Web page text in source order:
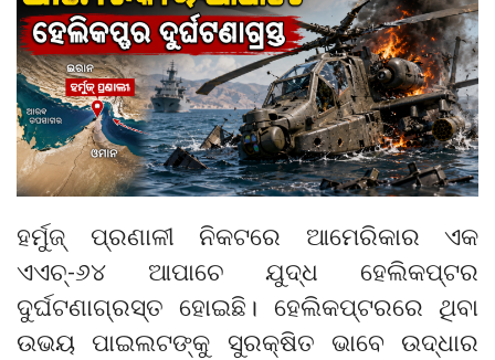
ହର୍ମୁଜ୍ ପ୍ରଣାଳୀ ନିକଟରେ ଆମେରିକାର ଏକ
ଏଏଚ୍-୬୪ ଆପାଚେ ଯୁଦ୍ଧ ହେଲିକପ୍ଟର
ଦୁର୍ଘଟଣାଗ୍ରସ୍ତ ହୋଇଛି। ହେଲିକପ୍ଟରରେ ଥିବା
ଉଭୟ ପାଇଲଟଙ୍କୁ ସୁରକ୍ଷିତ ଭାବେ ଉଦ୍ଧାର